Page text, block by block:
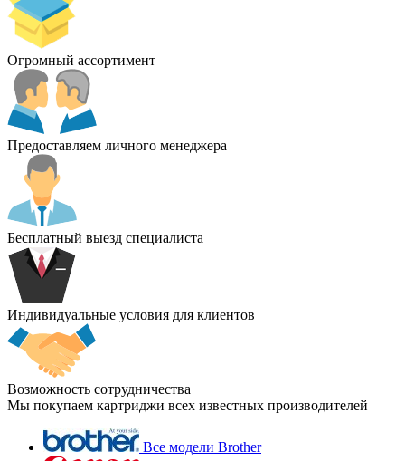
Огромный ассортимент
Предоставляем личного менеджера
Бесплатный выезд специалиста
Индивидуальные условия для клиентов
Возможность сотрудничества
Мы покупаем картриджи всех известных производителей
Все модели Brother